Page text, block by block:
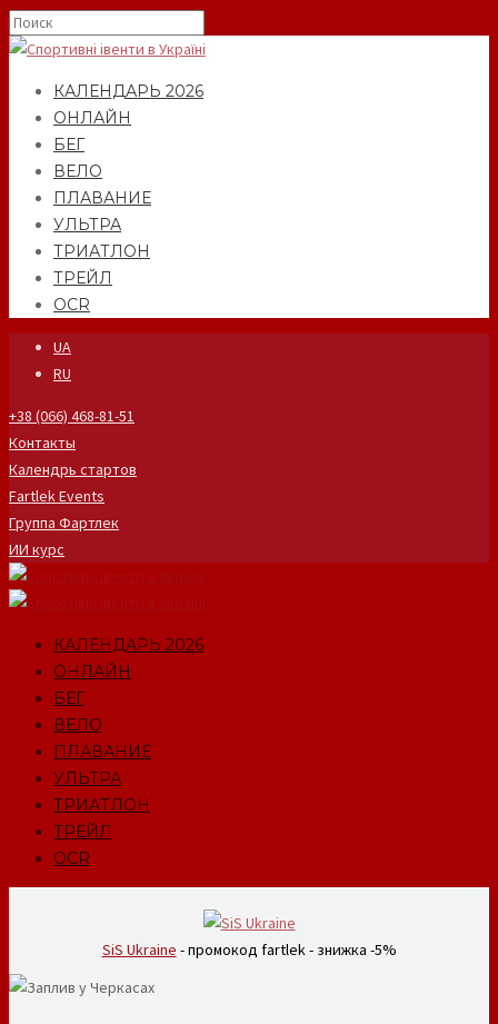
КАЛЕНДАРЬ 2026
ОНЛАЙН
БЕГ
ВЕЛО
ПЛАВАНИЕ
УЛЬТРА
ТРИАТЛОН
ТРЕЙЛ
OCR
UA
RU
+38 (066) 468-81-51
Контакты
Календрь стартов
Fartlek Events
Группа Фартлек
ИИ курс
КАЛЕНДАРЬ 2026
ОНЛАЙН
БЕГ
ВЕЛО
ПЛАВАНИЕ
УЛЬТРА
ТРИАТЛОН
ТРЕЙЛ
OCR
SiS Ukraine - промокод fartlek - знижка -5%